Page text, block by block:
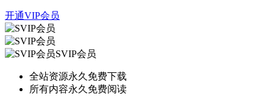
开通VIP会员
SVIP会员
全站资源永久免费下载
所有内容永久免费阅读